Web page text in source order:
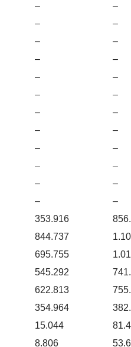
– –
– –
– –
– –
– –
– –
– –
– –
– –
– –
– –
– –
353.916
844.737
695.755
545.292
622.813
354.964
15.044
8.806